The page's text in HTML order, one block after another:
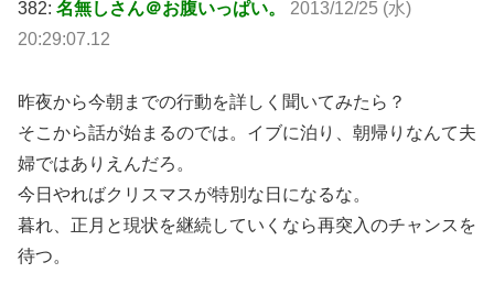
382: 名無しさん＠お腹いっぱい。 2013/12/25 (水)
20:29:07.12
昨夜から今朝までの行動を詳しく聞いてみたら？
そこから話が始まるのでは。イブに泊り、朝帰りなんて夫
婦ではありえんだろ。
今日やればクリスマスが特別な日になるな。
暮れ、正月と現状を継続していくなら再突入のチャンスを
待つ。